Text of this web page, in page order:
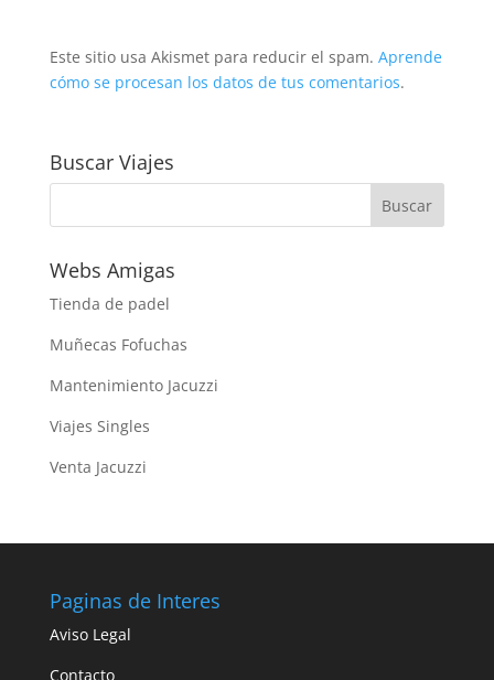
Este sitio usa Akismet para reducir el spam. Aprende
cómo se procesan los datos de tus comentarios.
Buscar Viajes
Webs Amigas
Tienda de padel
Muñecas Fofuchas
Mantenimiento Jacuzzi
Viajes Singles
Venta Jacuzzi
Paginas de Interes
Aviso Legal
Contacto